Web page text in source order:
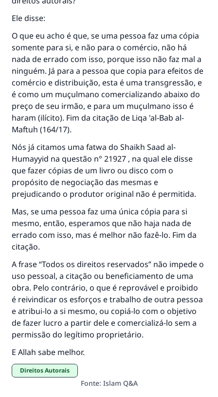
Ele disse:
O que eu acho é que, se uma pessoa faz uma cópia
somente para si, e não para o comércio, não há
nada de errado com isso, porque isso não faz mal a
ninguém. Já para a pessoa que copia para efeitos de
comércio e distribuição, esta é uma transgressão, e
é como um muçulmano comercializando abaixo do
preço de seu irmão, e para um muçulmano isso é
haram (ilícito). Fim da citação de Liqa 'al-Bab al-
Maftuh (164/17).
Nós já citamos uma fatwa do Shaikh Saad al-
Humayyid na questão n° 21927 , na qual ele disse
que fazer cópias de um livro ou disco com o
propósito de negociação das mesmas e
prejudicando o produtor original não é permitida.
Mas, se uma pessoa faz uma única cópia para si
mesmo, então, esperamos que não haja nada de
errado com isso, mas é melhor não fazê-lo. Fim da
citação.
A frase “Todos os direitos reservados” não impede o
uso pessoal, a citação ou beneficiamento de uma
obra. Pelo contrário, o que é reprovável e proibido
é reivindicar os esforços e trabalho de outra pessoa
e atribui-lo a si mesmo, ou copiá-lo com o objetivo
de fazer lucro a partir dele e comercializá-lo sem a
permissão do legítimo proprietário.
E Allah sabe melhor.
Direitos Autorais
Fonte: Islam Q&A